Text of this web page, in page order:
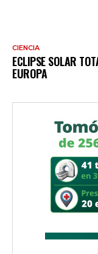
CIENCIA
ECLIPSE SOLAR
EUROPA